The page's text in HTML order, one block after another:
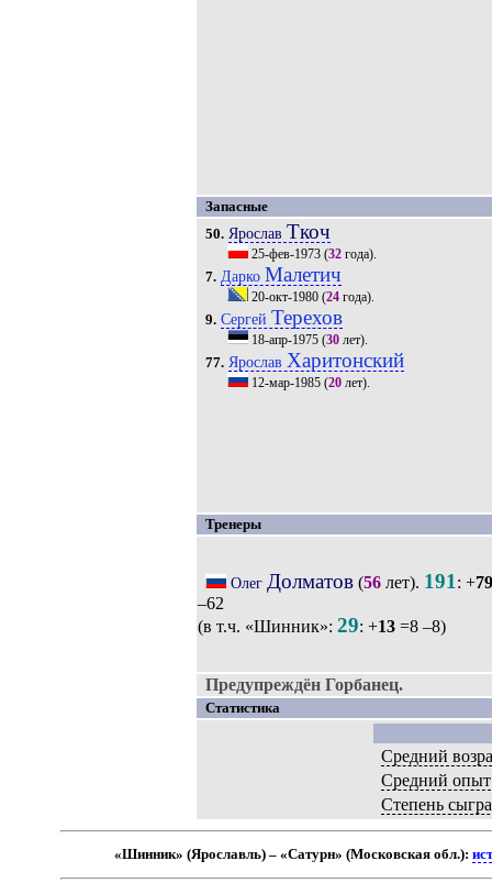
Запасные
50. Ярослав Ткоч
25-фев-1973(32года).
7. Дарко Малетич
20-окт-1980(24года).
9. Сергей Терехов
18-апр-1975(30лет).
77. Ярослав Харитонский
12-мар-1985(20лет).
Тренеры
Олег Долматов(56лет). 191 : +79
–62
(в т.ч. «Шинник»: 29: +13 =8 –8)
Предупреждён Горбанец.
Статистика
Средний
Средний опыт
Степень
«Шинник» (Ярославль) – «Сатурн» (Московская обл.):